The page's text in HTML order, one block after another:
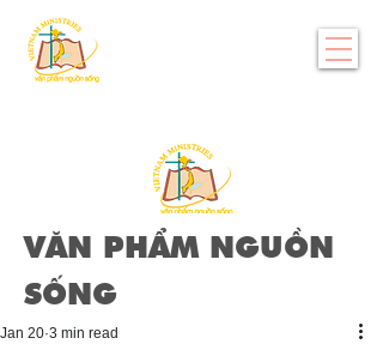
VĂN PHẨM NGUỒN
SỐNG
Jan 20 3 min read